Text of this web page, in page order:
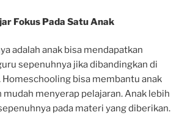
Fokus Pada Satu Anak
adalah anak bisa mendapatkan
sepenuhnya jika dibandingkan di
bisa membantu anak
menyerap pelajaran. Anak lebih
pada materi yang diberikan.